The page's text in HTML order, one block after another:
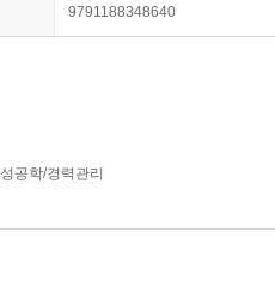
9791188348640
성공학/경력관리